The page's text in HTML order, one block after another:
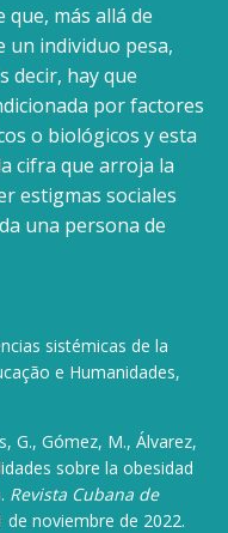
más allá de
un individuo pesa,
decir, hay que
por factores
o biológicos y esta
cifra que arroja la
estigmas sociales
una persona de
sistémicas de la
e Humanidades,
G., Gómez, M., Álvarez,
sobre la obesidad
Revista Cubana de
de noviembre de 2022.